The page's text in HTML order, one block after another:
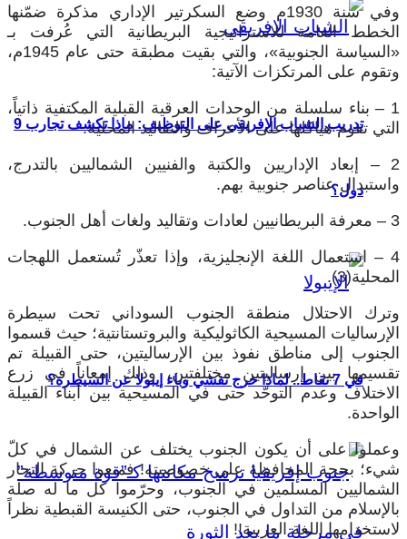
تدريب الشباب الإفريقي على التوظيف: ماذا تكشف تجارب 9
دول؟
في 7 نقاط.. لماذا خرج تفشي وباء إيبولا عن السيطرة؟
وفي سنة 1930م وضع السكرتير الإداري مذكرة ضمّنها
الخطط العامة للاستراتيجية البريطانية التي عُرفت بـ
«السياسة الجنوبية»، والتي بقيت مطبقة حتى عام 1945م،
وتقوم على المرتكزات الآتية:
1 – بناء سلسلة من الوحدات العرقية القبلية المكتفية ذاتياً،
التي تقوم هياكلها على الأعراف والتقاليد المحلية.
2 – إبعاد الإداريين والكتبة والفنيين الشماليين بالتدرج،
واستبدال عناصر جنوبية بهم.
3 – معرفة البريطانيين لعادات وتقاليد ولغات أهل الجنوب.
4 – استعمال اللغة الإنجليزية، وإذا تعذّر تُستعمل اللهجات
المحلية(3).
وترك الاحتلال منطقة الجنوب السوداني تحت سيطرة
الإرساليات المسيحية الكاثوليكية والبروتستانتية؛ حيث قسموا
الجنوب إلى مناطق نفوذ بين الإرساليتين، حتى القبيلة تم
تقسيمها بين إرساليتين مختلفتين، وذلك إمعاناً في زرع
الاختلاف وعدم التوحّد حتى في المسيحية بين أبناء القبيلة
الواحدة.
وعملوا على أن يكون الجنوب يختلف عن الشمال في كلّ
شيء؛ بحجة المحافظة على خصوصيته! فمنعوا حركة التجار
الشماليين المسلمين في الجنوب، وحرّموا كل ما له صلة
بالإسلام من التداول في الجنوب، حتى الكنيسة القبطية نظراً
لاستخدامها اللغة العربية!!